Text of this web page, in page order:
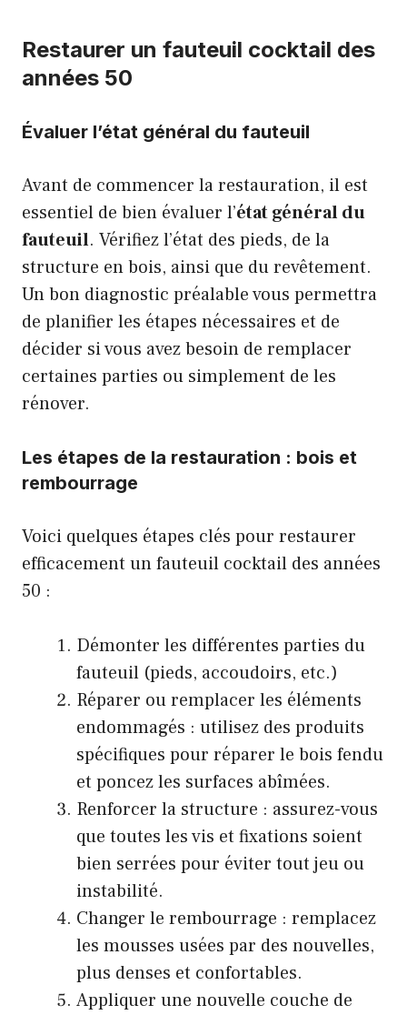
Restaurer un fauteuil cocktail des
années 50
Évaluer l’état général du fauteuil
Avant de commencer la restauration, il est
essentiel de bien évaluer l’état général du
fauteuil. Vérifiez l’état des pieds, de la
structure en bois, ainsi que du revêtement.
Un bon diagnostic préalable vous permettra
de planifier les étapes nécessaires et de
décider si vous avez besoin de remplacer
certaines parties ou simplement de les
rénover.
Les étapes de la restauration : bois et
rembourrage
Voici quelques étapes clés pour restaurer
efficacement un fauteuil cocktail des années
50 :
Démonter les différentes parties du
fauteuil (pieds, accoudoirs, etc.)
Réparer ou remplacer les éléments
endommagés : utilisez des produits
spécifiques pour réparer le bois fendu
et poncez les surfaces abîmées.
Renforcer la structure : assurez-vous
que toutes les vis et fixations soient
bien serrées pour éviter tout jeu ou
instabilité.
Changer le rembourrage : remplacez
les mousses usées par des nouvelles,
plus denses et confortables.
Appliquer une nouvelle couche de